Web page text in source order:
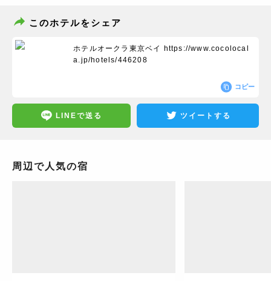
このホテルをシェア
ホテルオークラ東京ベイ
https://www.cocolocal
a.jp/hotels/446208
コピー
LINEで送る ツイートする
周辺で人気の宿